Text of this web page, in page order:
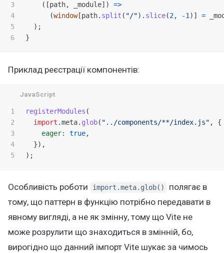
3
4
5
([path, _module])
=>
(window[path. split ( "/"). slice(2, -1 )] =
);
}
Приклад реєстрації компонентів:
1
2
3
4
registerModules (
import .meta. glob( " ../components/**/index.js" ,
{
eager: true,
}),
);
Особливість роботи import.meta.glob()
полягає в
тому, що паттерн в функцію потрібно передавати в
явному вигляді, а не як змінну, тому що Vite не
може розрулити що знаходиться в змінній, бо,
вирогідно що данний імпорт Vite шукає за чимось